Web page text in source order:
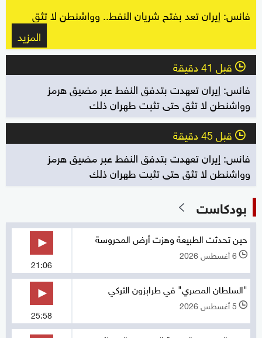
فانس: إيران تعد بفتح شريان النفط.. وواشنطن لا تثق
المزيد
l قبل 41 دقيقة
فانس: إيران تعهدت بتدفق النفط عبر مضيق هرمز
وواشنطن لا تثق حتى تثبت طهران ذلك
l قبل 45 دقيقة
فانس: إيران تعهدت بتدفق النفط عبر مضيق هرمز
وواشنطن لا تثق حتى تثبت طهران ذلك
بودكاست
حين تحدثت الطبيعة وهزت أرض المحروسة
l 6 أغسطس 2026
21:06
"السلطان المصري" في طرابزون التركي
l 5 أغسطس 2026
25:58